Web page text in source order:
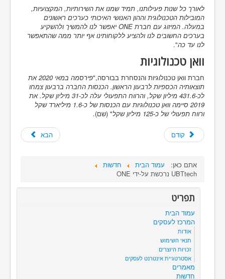
לאורך כל שנות פעילותנו, תמיד שמנו את השירותיות, המקצועיות,
המובילות הטכנולוגית וההון האנושי האיכותי כערכים ראשונים
במעלה. המיזוג עם חברת ONE יאפשר לנו להמשיך ולהשקיע
בערכים החשובים לנו ולהציע ללקוחותינו אף יותר ממה שהתאפשר
לנו עד כה".
וואן טכנולוגיות
חברת וואן טכנולוגיות והנסחרת בבורסה,"
פירסמה במאי 2020 את
תוצאותיה הכספיות לרבעון הראשון. הכנסות החברה ברבעון צמחו
לכ-431.6 מיליון שקל, והרווח התפעולי עלה לכ-31 מיליון שקל. את
2019 סיימה וואן טכנולוגיות עם הכנסות של כ-1.6 מיליארד שקל
ורווח תפעולי של כ-125 מיליון שקל
" (שם).
קודם הבא
אתם כאן: עמוד הבית
חדשות
UBTtech נרכשת על-ידי ONE
תפריט
עמוד הבית
המרכז לעסקים
אודות
תנאי השימוש
זכויות היוצרים
אסטרטגיית אינטרנט לעסקים
מאמרים
חדשות